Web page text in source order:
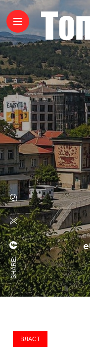
SHARE:
ВЛАСТ